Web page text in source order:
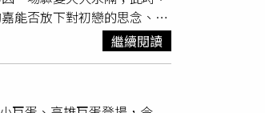
極具風格的〈踢不爛〉，
過去兩年間，自己嘗試不
唱的〈trust my gut〉，分享
上節目想唱這首歌，特地
能否放下對初戀的思念、回
雁凱、張鈞嘉與鄭彫秦主
練習才獲得導演肯定；首度
長，投射的真實情緒也為
繼續閱讀